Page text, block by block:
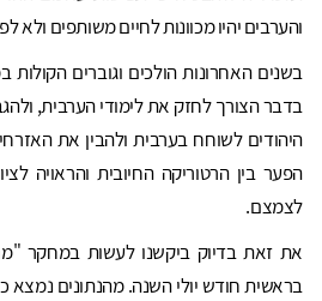
והערבים יהיו מכוונות לחיים משותפים ולא
בשנים האחרונות הולכים וגוברים הקולות
בדבר הצורך לחזק את לימודי הערבית,
היהודים לשוחח בערבית ולהבין את
הפער בין הרטוריקה החיובית והראויה
לצמצם.
את זאת בדיוק ביקשנו לעשות במחקר
בראשית חודש יולי השנה. מהנתונים נמצא